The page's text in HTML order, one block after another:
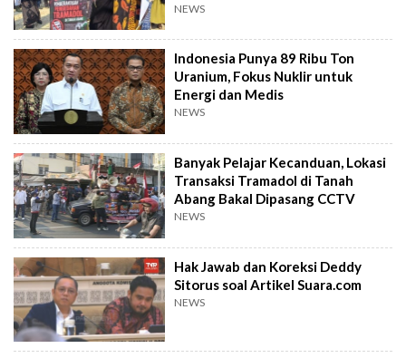
NEWS
Indonesia Punya 89 Ribu Ton
Uranium, Fokus Nuklir untuk
Energi dan Medis
NEWS
Banyak Pelajar Kecanduan, Lokasi
Transaksi Tramadol di Tanah
Abang Bakal Dipasang CCTV
NEWS
Hak Jawab dan Koreksi Deddy
Sitorus soal Artikel Suara.com
NEWS